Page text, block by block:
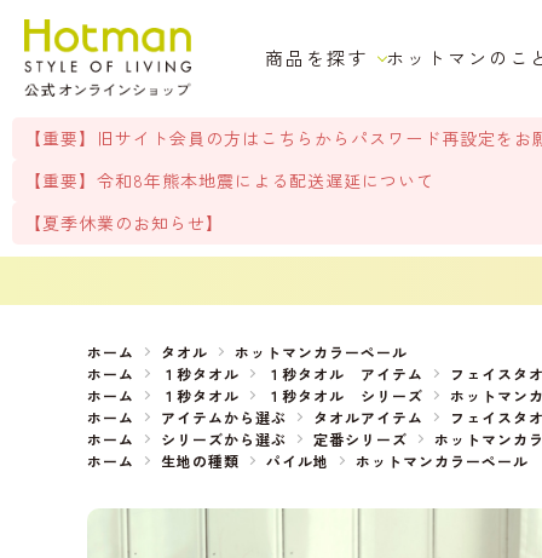
商品を探す ホットマンのこ
【重要】旧サイト会員の方はこちらからパスワード再設定をお
【重要】令和8年熊本地震による配送遅延について
【夏季休業のお知らせ】
ホーム タオル
ホットマンカラーペール
ホーム
１秒タオル １秒タオル アイテム フェイスタ
ホーム
１秒タオル １秒タオル シリーズ ホットマン
ホーム
アイテムから選ぶ タオルアイテム フェイスタ
ホーム
シリーズから選ぶ 定番シリーズ ホットマンカ
ホーム
生地の種類 パイル地 ホットマンカラーペール